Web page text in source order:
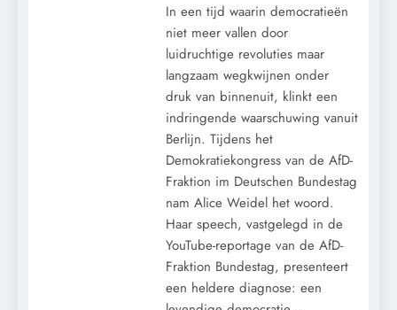
In een tijd waarin democratieën
niet meer vallen door
luidruchtige revoluties maar
langzaam wegkwijnen onder
druk van binnenuit, klinkt een
indringende waarschuwing vanuit
Berlijn. Tijdens het
Demokratiekongress van de AfD-
Fraktion im Deutschen Bundestag
nam Alice Weidel het woord.
Haar speech, vastgelegd in de
YouTube-reportage van de AfD-
Fraktion Bundestag, presenteert
een heldere diagnose: een